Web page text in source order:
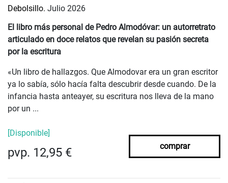
Debolsillo. Julio 2026
El libro más personal de Pedro Almodóvar: un autorretrato
articulado en doce relatos que revelan su pasión secreta
por la escritura
«Un libro de hallazgos. Que Almodovar era un gran escritor
ya lo sabía, sólo hacía falta descubrir desde cuando. De la
infancia hasta anteayer, su escritura nos lleva de la mano
por un ...
[Disponible]
pvp. 12,95 € comprar